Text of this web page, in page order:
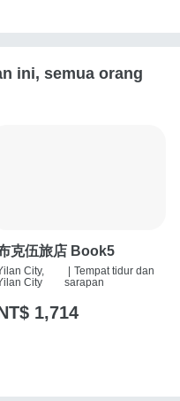
ini, semua orang
克伍旅店 Book5
City,
City
| Tempat tidur dan
sarapan
1,714